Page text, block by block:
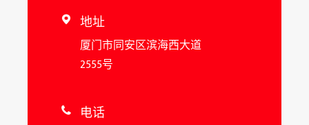
 地址
厦门市同安区滨海西大道
2555号
 电话